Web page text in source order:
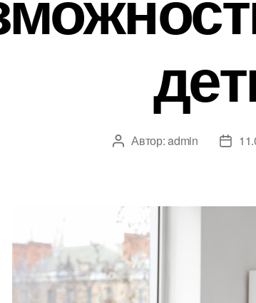
Автор
Автор:admin
Дата